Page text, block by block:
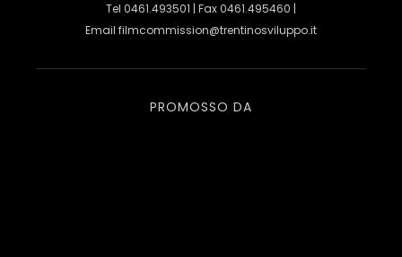
Tel 0461.493501 | Fax 0461.495460 |
Email filmcommission@trentinosviluppo.it
PROMOSSO DA